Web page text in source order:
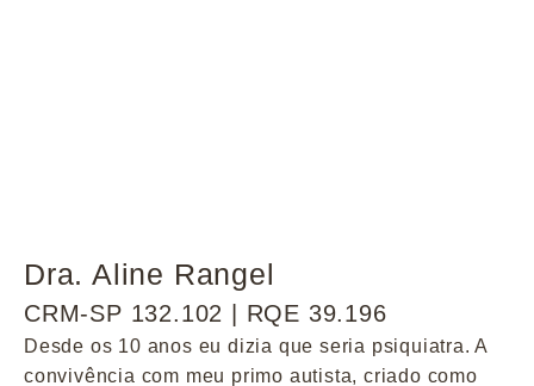
Dra. Aline Rangel
CRM-SP 132.102 | RQE 39.196
Desde os 10 anos eu dizia que seria psiquiatra. A
convivência com meu primo autista, criado como